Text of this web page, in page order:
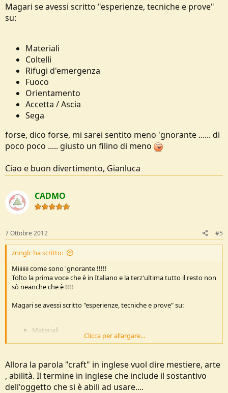
Magari se avessi scritto "esperienze, tecniche e prove"
su:
Materiali
Coltelli
Rifugi d'emergenza
Fuoco
Orientamento
Accetta / Ascia
Sega
forse, dico forse, mi sarei sentito meno 'gnorante ...... di
poco poco ..... giusto un filino di meno
Ciao e buon divertimento, Gianluca
CADMO
7 Ottobre 2012 #5
znnglc ha scritto:
Miiiiiii come sono 'gnorante !!!!!
Tolto la prima voce che è in Italiano e la terz'ultima tutto il resto non
sò neanche che è !!!!
Magari se avessi scritto "esperienze, tecniche e prove" su:
Materiali
Orientamento
Accetta / Ascia
Sega
Clicca per allargare...
Allora la parola "craft" in inglese vuol dire mestiere, arte
, abilità. Il termine in inglese che include il sostantivo
dell'oggetto che si è abili ad usare....